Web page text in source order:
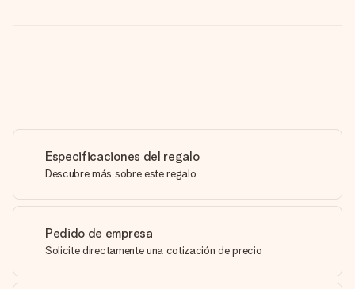
Especificaciones del regalo
Descubre más sobre este regalo
Pedido de empresa
Solicite directamente una cotización de precio